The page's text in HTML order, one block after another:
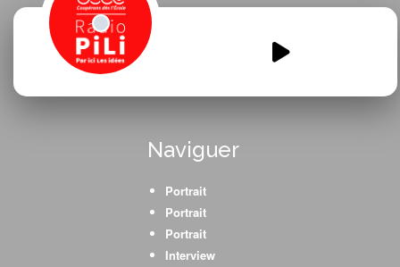
Les-Femmes-et-femelles-
extraordinaires.mp3
Naviguer
Portrait
Portrait
Portrait
Interview